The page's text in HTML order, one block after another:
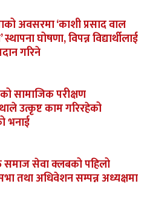
अवसरमा ‘काशी प्रसाद वाल
घोषणा, विपन्न विद्यार्थीलाई
गरिने
सामाजिक परीक्षण
उत्कृष्ट काम गरिरहेको
भनाई
सेवा क्लबको पहिलो
तथा अधिवेशन सम्पन्न अध्यक्षमा